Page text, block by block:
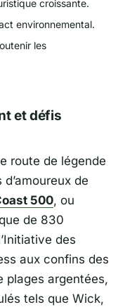
croissante.
environnemental.
les
et défis
route de légende
de
500, ou
de 830
Initiative des
aux confins des
plages argentées,
tels que Wick,